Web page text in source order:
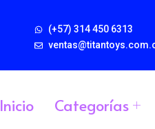
(+57) 314 450 6313
Inicio Categorías